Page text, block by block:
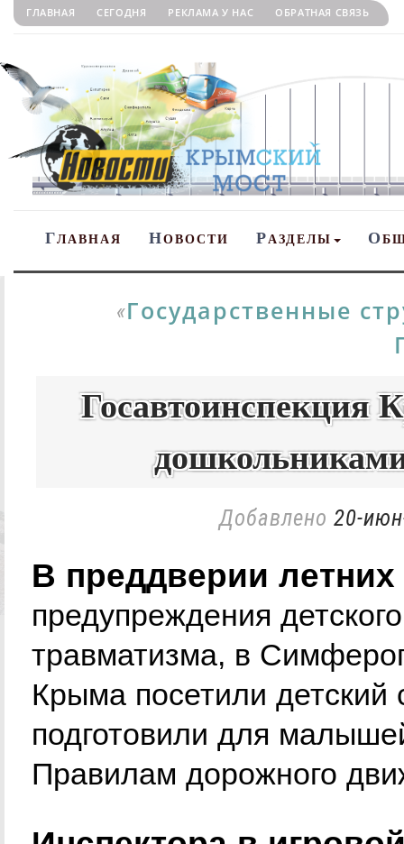
ГЛАВНАЯ СЕГОДНЯ РЕКЛАМА У НАС ОБРАТНАЯ СВЯЗЬ
ГЛАВНАЯ НОВОСТИ РАЗДЕЛЫ О
«Государственные
Госавтоинспекция
Добавлено 20-
В преддверии
предупреждения
травматизма, в
Крыма посетили
подготовили для
Правилам дорожного